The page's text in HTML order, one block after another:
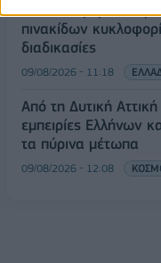
Υπ. Μεταφορών:
πινακίδων
διαδικασίες
09/08/2026 - 11:18
Από τη Δυτική
εμπειρίες Ελλήνων
τα πύρινα μέτωπα
09/08/2026 - 12:08